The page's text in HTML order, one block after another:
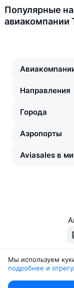
Популярные
авиакомпании
Направления
Города
Аэропорты
Aviasales в
Мы используем
подробнее и